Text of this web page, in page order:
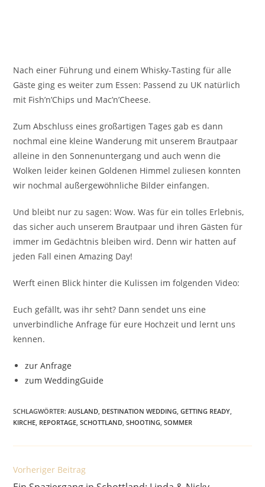
Nach einer Führung und einem Whisky-Tasting für alle
Gäste ging es weiter zum Essen: Passend zu UK natürlich
mit Fish’n’Chips und Mac’n’Cheese.
Zum Abschluss eines großartigen Tages gab es dann
nochmal eine kleine Wanderung mit unserem Brautpaar
alleine in den Sonnenuntergang und auch wenn die
Wolken leider keinen Goldenen Himmel zuliesen konnten
wir nochmal außergewöhnliche Bilder einfangen.
Und bleibt nur zu sagen: Wow. Was für ein tolles Erlebnis,
das sicher auch unserem Brautpaar und ihren Gästen für
immer im Gedächtnis bleiben wird. Denn wir hatten auf
jeden Fall einen Amazing Day!
Werft einen Blick hinter die Kulissen im folgenden Video:
Euch gefällt, was ihr seht? Dann sendet uns eine
unverbindliche Anfrage für eure Hochzeit und lernt uns
kennen.
zur Anfrage
zum WeddingGuide
SCHLAGWÖRTER:AUSLAND, DESTINATION WEDDING, GETTING READY,
KIRCHE, REPORTAGE, SCHOTTLAND, SHOOTING, SOMMER
Weitere
Vorheriger Beitrag